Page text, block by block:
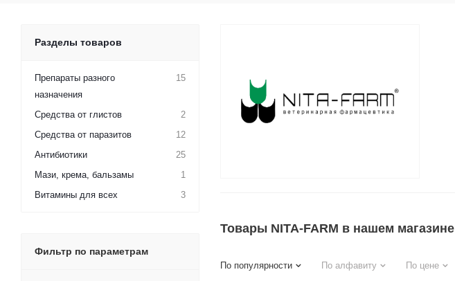
Товары NITA-FARM в нашем магазине
По популярности По алфавиту По цене
Разделы товаров
Препараты разного
назначения
15
Средства от глистов
2
Средства от паразитов
12
Антибиотики
25
Мази, крема, бальзамы
1
Витамины для всех
3
Фильтр по параметрам